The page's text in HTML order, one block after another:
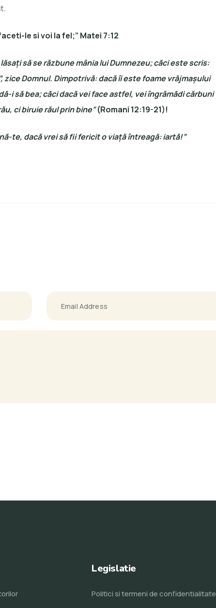
le si voi la fel;” Matei 7:12
să se răzbune mânia lui Dumnezeu; căci este scris:
zice Domnul. Dimpotrivă: dacă îi este foame vrăjmaşului
i să bea; căci dacă vei face astfel, vei îngrămădi cărbuni
ci biruie răul prin bine”(Romani 12:19-21)!
te, dacă vrei să fii fericit o viață întreagă: iartă!”
Legislatie
Politici si termeni de confidentialitate